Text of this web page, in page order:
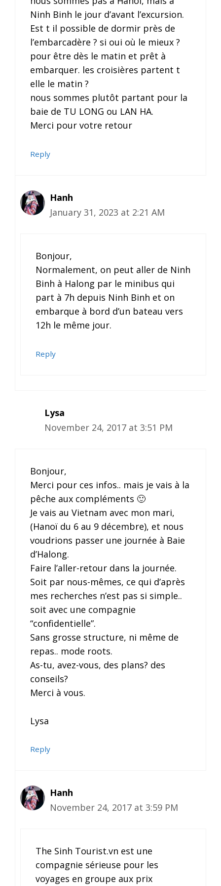
Ninh Binh le jour d’avant l’excursion.
Est t il possible de dormir près de
l’embarcadère ? si oui où le mieux ?
pour être dès le matin et prêt à
embarquer. les croisières partent t
elle le matin ?
nous sommes plutôt partant pour la
baie de TU LONG ou LAN HA.
Merci pour votre retour
Reply
Hanh
January 31, 2023 at 2:21 AM
Bonjour,
Normalement, on peut aller de Ninh
Binh à Halong par le minibus qui
part à 7h depuis Ninh Binh et on
embarque à bord d’un bateau vers
12h le même jour.
Reply
Lysa
November 24, 2017 at 3:51 PM
Bonjour,
Merci pour ces infos.. mais je vais à la
pêche aux compléments 🙂
Je vais au Vietnam avec mon mari,
(Hanoï du 6 au 9 décembre), et nous
voudrions passer une journée à Baie
d’Halong.
Faire l’aller-retour dans la journée.
Soit par nous-mêmes, ce qui d’après
mes recherches n’est pas si simple..
soit avec une compagnie
“confidentielle”.
Sans grosse structure, ni même de
repas.. mode roots.
As-tu, avez-vous, des plans? des
conseils?
Merci à vous.
Lysa
Reply
Hanh
November 24, 2017 at 3:59 PM
The Sinh Tourist.vn est une
compagnie sérieuse pour les
voyages en groupe aux prix